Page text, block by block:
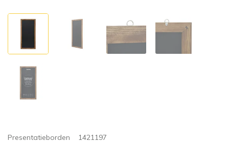
Presentatieborden 1421197